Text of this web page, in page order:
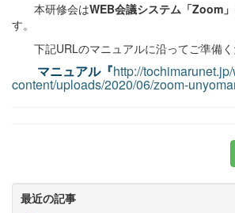
本研修会はWEB会議システム「Zoom」
す。
下記URLのマニュアルに沿ってご準備く
マニュアル『http://
content/uploads/2020/06/zoom-
最近の記事